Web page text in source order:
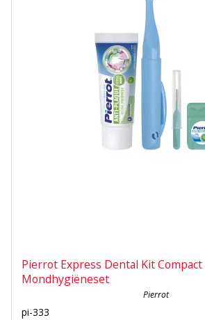
Pierrot Express Dental Kit Compact
Mondhygiëneset
Pierrot
pi-333